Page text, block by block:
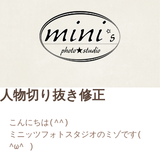
人物切り抜き修正
こんにちは(^^)
ミニッツフォトスタジオのミゾです(
^ω^ )